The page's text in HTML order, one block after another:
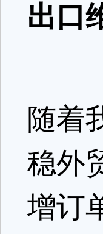
出口
随着
稳外
增订